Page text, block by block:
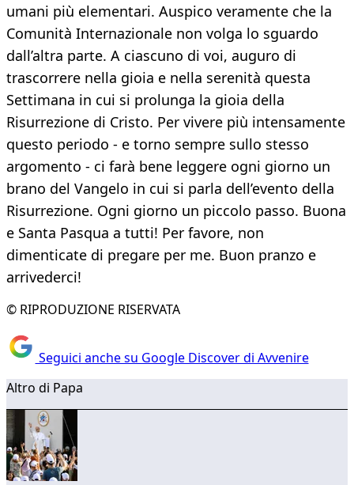
umani più elementari. Auspico veramente che la
Comunità Internazionale non volga lo sguardo
dall’altra parte. A ciascuno di voi, auguro di
trascorrere nella gioia e nella serenità questa
Settimana in cui si prolunga la gioia della
Risurrezione di Cristo. Per vivere più intensamente
questo periodo - e torno sempre sullo stesso
argomento - ci farà bene leggere ogni giorno un
brano del Vangelo in cui si parla dell’evento della
Risurrezione. Ogni giorno un piccolo passo. Buona
e Santa Pasqua a tutti! Per favore, non
dimenticate di pregare per me. Buon pranzo e
arrivederci!
© RIPRODUZIONE RISERVATA
Seguici anche su Google Discover di Avvenire
Altro di Papa